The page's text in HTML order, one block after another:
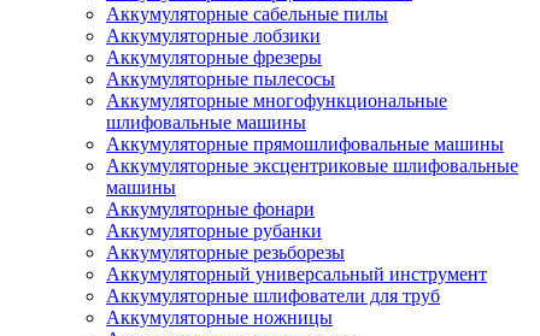
Аккумуляторные сабельные пилы
Аккумуляторные лобзики
Аккумуляторные фрезеры
Аккумуляторные пылесосы
Аккумуляторные многофункциональные
шлифовальные машины
Аккумуляторные прямошлифовальные машины
Аккумуляторные эксцентриковые шлифовальные
машины
Аккумуляторные фонари
Аккумуляторные рубанки
Аккумуляторные резьборезы
Аккумуляторный универсальный инструмент
Аккумуляторные шлифователи для труб
Аккумуляторные ножницы